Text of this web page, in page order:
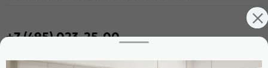
+7 (495) 023-25-00